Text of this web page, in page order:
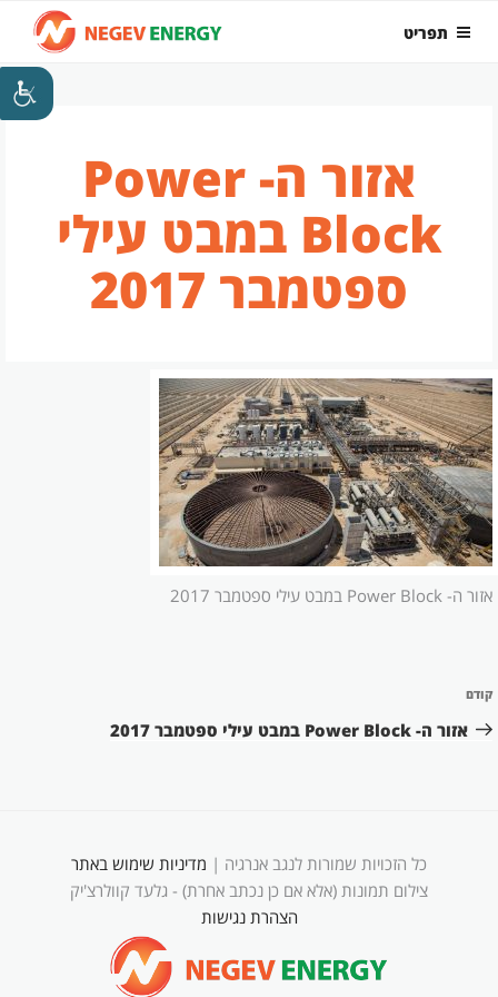
לתוכן
תפריט
אזור ה- Power
Block במבט עילי
ספטמבר 2017
אזור ה- Power Block במבט עילי ספטמבר 2017
הפוסט
הקודם
קודם
אזור ה- Power Block במבט עילי ספטמבר 2017
כל הזכויות שמורות לנגב אנרגיה | מדיניות שימוש באתר
צילום תמונות (אלא אם כן נכתב אחרת) - גלעד קוולרצ'יק
הצהרת נגישות